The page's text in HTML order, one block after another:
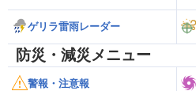
ゲリラ雷雨レーダー
防災・減災メニュー
警報・注意報